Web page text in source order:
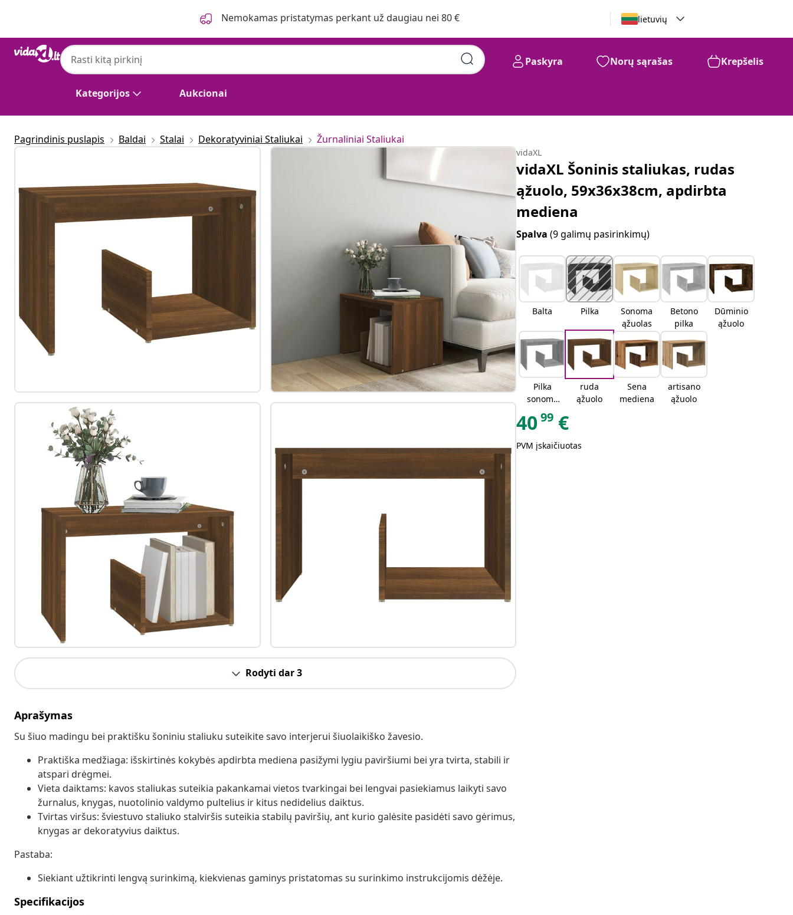
Nemokamas pristatymas perkant už daugiau nei 80 € lietuvių
Kategorijos Aukcionai
Paskyra Norų sąrašas Krepšelis
Pagrindinis puslapis Baldai Stalai Dekoratyviniai Staliukai Žurnaliniai Staliukai
Rodyti dar 3
Aprašymas
Su šiuo madingu bei praktišku šoniniu staliuku suteikite savo interjerui šiuolaikiško žavesio.
Praktiška medžiaga: išskirtinės kokybės apdirbta mediena pasižymi lygiu paviršiumi bei yra tvirta, stabili ir
atspari drėgmei.
Vieta daiktams: kavos staliukas suteikia pakankamai vietos tvarkingai bei lengvai pasiekiamus laikyti savo
žurnalus, knygas, nuotolinio valdymo pultelius ir kitus nedidelius daiktus.
Tvirtas viršus: šviestuvo staliuko stalviršis suteikia stabilų paviršių, ant kurio galėsite pasidėti savo gėrimus,
knygas ar dekoratyvius daiktus.
Pastaba:
Siekiant užtikrinti lengvą surinkimą, kiekvienas gaminys pristatomas su surinkimo instrukcijomis dėžėje.
Specifikacijos
vidaXL
vidaXL Šoninis staliukas, rudas
ąžuolo, 59x36x38cm, apdirbta
mediena
Spalva(9 galimų pasirinkimų)
Balta Pilka
Sonoma
ąžuolas
Betono
pilka
Dūminio
ąžuolo
Pilka
sonoma
ąžuolo
ruda
ąžuolo
Sena
mediena
artisano
ąžuolo
4099 €
PVM įskaičiuotas